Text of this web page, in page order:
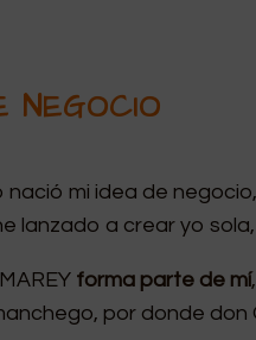
NEGOCIO
nació mi idea de
lanzado a crear yo
forma parte de mí,
por donde don